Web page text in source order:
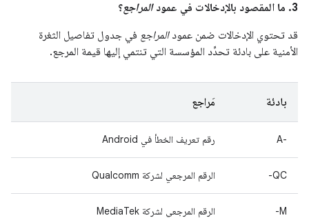
3. ما المقصود بالإدخالات في عمود المراجع؟
قد تحتوي الإدخالات ضمن عمودالمراجع في جدول تفاصيل الثغرة
الأمنية على بادئة تحدِّد المؤسسة التي تنتمي إليها قيمة المرجع.
بادئة مَراجع
A-‎ رقم تعريف الخطأ في Android
QC- الرقم المرجعي لشركة Qualcomm
M- الرقم المرجعي لشركة MediaTek